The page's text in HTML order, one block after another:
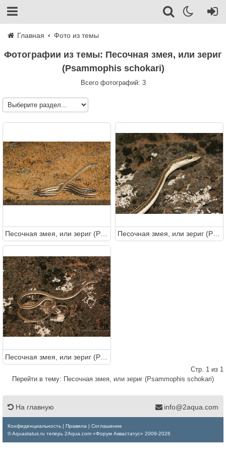
Главная Фото из темы
Фотографии из темы: Песочная змея, или зериг
(Psammophis schokari)
Всего фотографий: 3
Стр. 1 из 1
Перейти в тему: Песочная змея, или зериг (Psammophis schokari)
На главную info@2aqua.com
Конфиденциальность | Правила | Соглашение
© Aquastatus.ru теперь 2Aqua.com «Форум Аквастатус» 2009-2026